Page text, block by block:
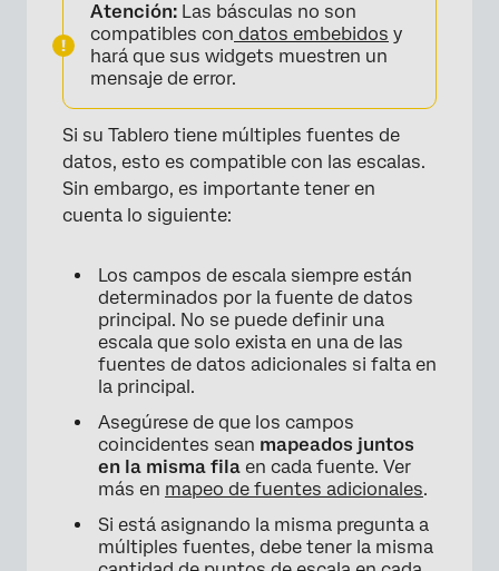
×
Atención: Las básculas no son
compatibles con datos embebidos y
hará que sus widgets muestren un
mensaje de error.
Si su Tablero tiene múltiples fuentes de
datos, esto es compatible con las escalas.
Sin embargo, es importante tener en
cuenta lo siguiente:
Los campos de escala siempre están
determinados por la fuente de datos
principal. No se puede definir una
escala que solo exista en una de las
fuentes de datos adicionales si falta en
la principal.
Asegúrese de que los campos
coincidentes sean mapeados juntos
en la misma fila en cada fuente. Ver
más en mapeo de fuentes adicionales.
Si está asignando la misma pregunta a
múltiples fuentes, debe tener la misma